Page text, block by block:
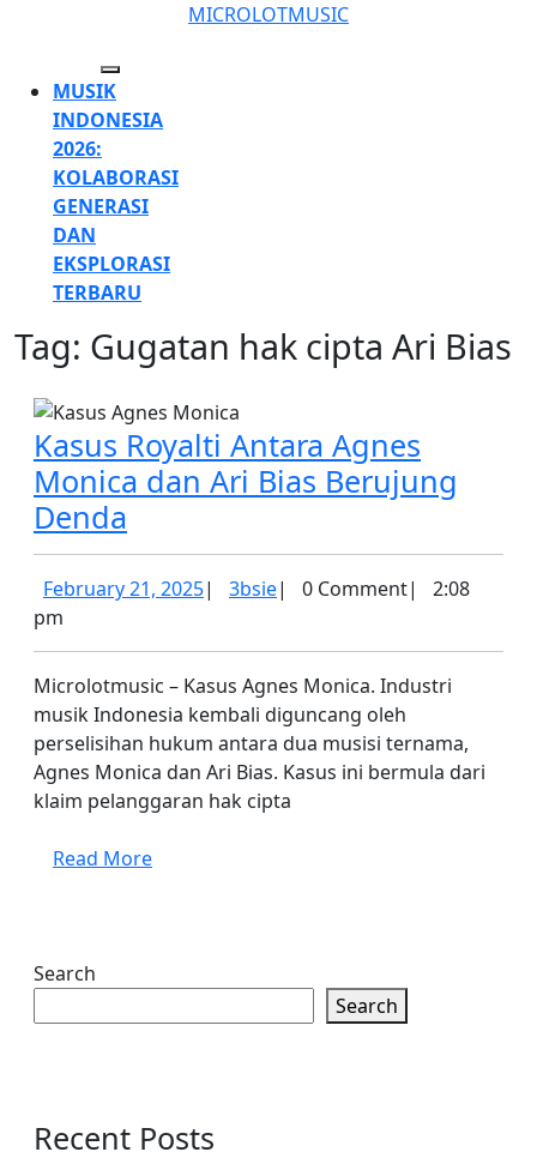
MICROLOTMUSIC
Open
Button
MUSIK
INDONESIA
2026:
KOLABORASI
GENERASI
DAN
EKSPLORASI
TERBARU
CLOSE
BUTTON
Tag: Gugatan hak cipta Ari Bias
Kasus Royalti Antara Agnes
Monica dan Ari Bias Berujung
Denda
Royalti
Antara
Monica
dan
Ari
Bias
Berujung
February 21, 2025February
2025
| 3bsie3bsie
| 0 Comment|
2:08
pm
Microlotmusic – Kasus Agnes Monica. Industri
musik Indonesia kembali diguncang oleh
perselisihan hukum antara dua musisi ternama,
Agnes Monica dan Ari Bias. Kasus ini bermula dari
klaim pelanggaran hak cipta
Read MoreRead
Search
Search
Recent Posts